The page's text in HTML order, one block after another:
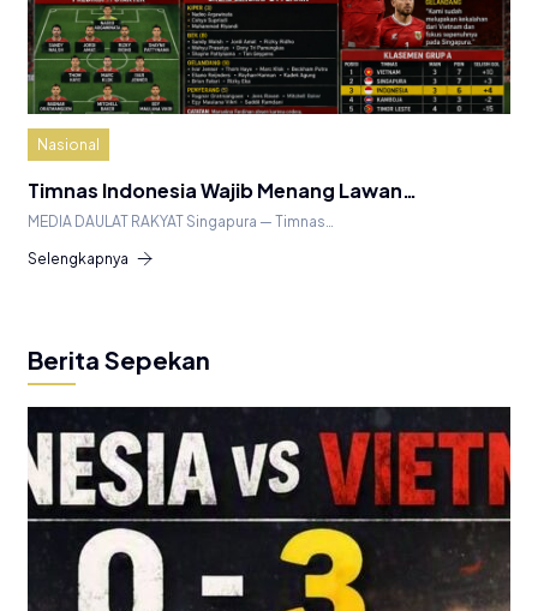
Nasional
Timnas Indonesia Wajib Menang Lawan…
MEDIA DAULAT RAKYAT Singapura — Timnas…
Selengkapnya
Berita Sepekan